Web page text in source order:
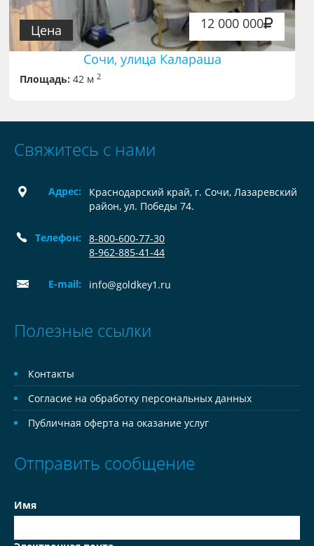
12 000 000
Цена
Сочи, улица Калараша
Площадь: 42 м2
Свяжитесь с нами
Адрес:
Краснодарский край, г. Сочи, Лазаревский
район, ул. Победы 74.
Телефон:
8-800-600-77-30
8-962-885-41-44
E-mail: info@goldkey1.ru
Полезные ссылки
Контакты
Согласие на обработку персональных данных
Публичная оферта на оказание услуг
Отправить сообщение
Имя